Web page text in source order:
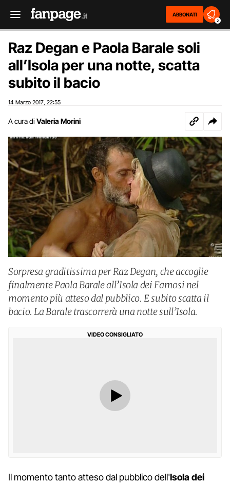
ABBONATI
2
Raz Degan e Paola Barale soli
all’Isola per una notte, scatta
subito il bacio
14 Marzo 2017 22:55
A cura di Valeria Morini
Sorpresa graditissima per Raz Degan, che accoglie
finalmente Paola Barale all’Isola dei Famosi nel
momento più atteso dal pubblico. E subito scatta il
bacio. La Barale trascorrerà una notte sull’Isola.
VIDEO CONSIGLIATO
Il momento tanto atteso dal pubblico dell'Isola dei